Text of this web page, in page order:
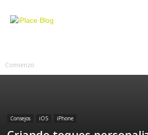
Comienzo
Consejos iOS iPhone